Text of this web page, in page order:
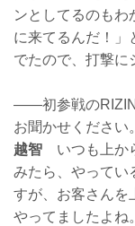
ンとしてるのもわ
に来てるんだ！」
でたので、打撃に
——初参戦のRIZIN
お聞かせください。
越智 いつも上か
みたら、やってい
すが、お客さんを
やってましたよね。